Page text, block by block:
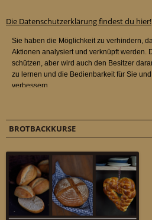
Die Datenschutzerklärung findest du hier!
BROTBACKKURSE